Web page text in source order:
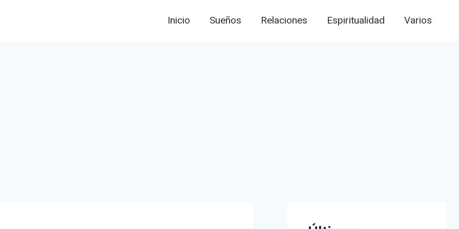
Inicio Sueños Relaciones Espiritualidad Varios